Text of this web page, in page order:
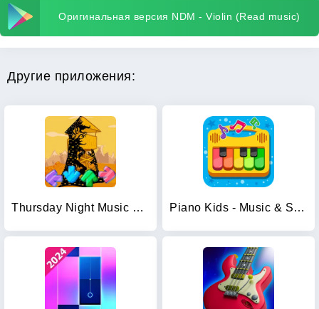
Оригинальная версия NDM - Violin (Read music)
Другие приложения:
Thursday Night Music Battles Piano Kids - Music & Songs